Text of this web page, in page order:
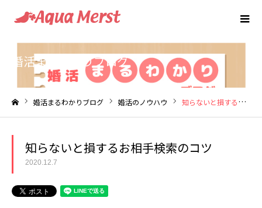
婚活まるわかりブログ
婚活まるわかりブログ 婚活のノウハウ 知らないと損するお相手検索のコツ
知らないと損するお相手検索のコツ
2020.12.7